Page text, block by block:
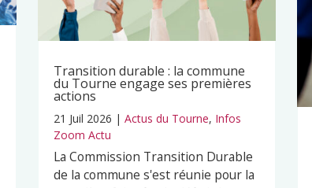
Transition durable : la commune
du Tourne engage ses premières
actions
21 Juil 2026 | Actus du Tourne, Infos
Zoom Actu
La Commission Transition Durable
de la commune s'est réunie pour la